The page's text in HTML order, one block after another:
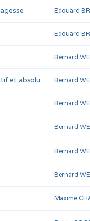
Edouard
Edouard
Bernard
et absolu Bernard
Bernard
Bernard
Bernard
Bernard
Maxime